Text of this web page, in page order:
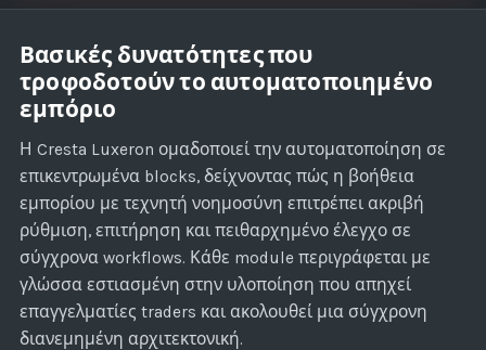
s
+
1
Βασικές δυνατότητες που
τροφοδοτούν το αυτοματοποιημένο
εμπόριο
Η Cresta Luxeron ομαδοποιεί την αυτοματοποίηση σε
επικεντρωμένα blocks, δείχνοντας πώς η βοήθεια
εμπορίου με τεχνητή νοημοσύνη επιτρέπει ακριβή
ρύθμιση, επιτήρηση και πειθαρχημένο έλεγχο σε
σύγχρονα workflows. Κάθε module περιγράφεται με
γλώσσα εστιασμένη στην υλοποίηση που απηχεί
επαγγελματίες traders και ακολουθεί μια σύγχρονη
διανεμημένη αρχιτεκτονική.